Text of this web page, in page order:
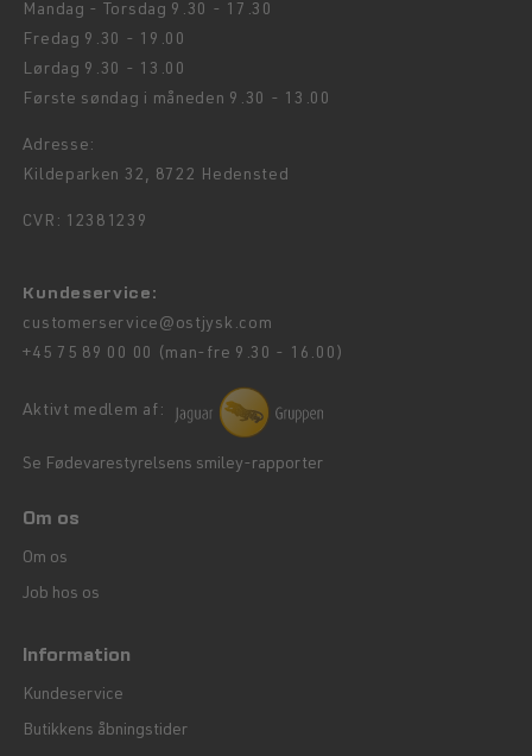
Mandag - Torsdag 9.30 - 17.30
Fredag 9.30 - 19.00
Lørdag 9.30 - 13.00
Første søndag i måneden 9.30 - 13.00
Adresse:
Kildeparken 32, 8722 Hedensted
CVR: 12381239
Kundeservice:
customerservice@ostjysk.com
+45 75 89 00 00 (man-fre 9.30 - 16.00)
Aktivt medlem af:
Se Fødevarestyrelsens smiley-rapporter
Om os
Om os
Job hos os
Information
Kundeservice
Butikkens åbningstider